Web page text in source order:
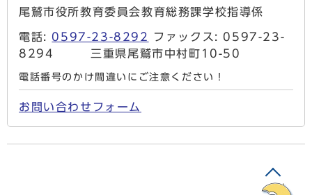
尾鷲市役所教育委員会教育総務課学校指導係
電話: 0597-23-8292
ファックス: 0597-23-
8294 三重県尾鷲市中村町10-50
電話番号のかけ間違いにご注意ください！
お問い合わせフォーム